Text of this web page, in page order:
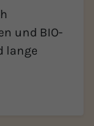
und BIO-
lange